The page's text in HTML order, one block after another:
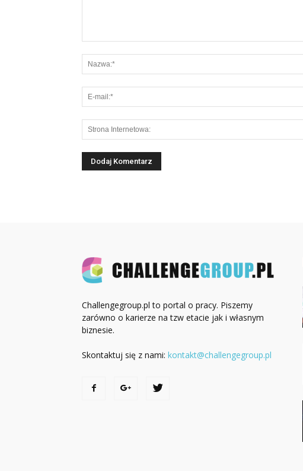
Challengegroup.pl to portal o pracy. Piszemy
zarówno o karierze na tzw etacie jak i własnym
biznesie.
Skontaktuj się z nami: kontakt@challengegroup.pl